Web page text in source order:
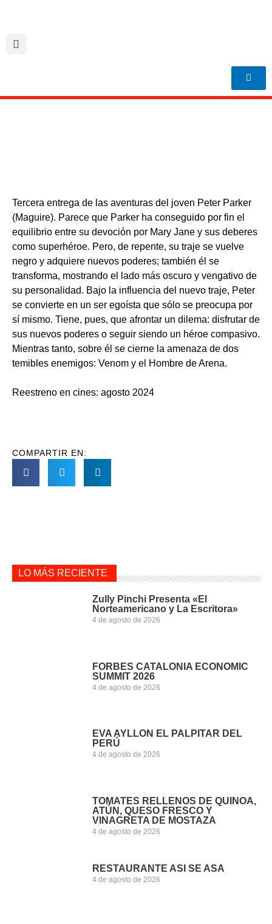
contenido
Tercera entrega de las aventuras del joven Peter Parker
(Maguire). Parece que Parker ha conseguido por fin el
equilibrio entre su devoción por Mary Jane y sus deberes
como superhéroe. Pero, de repente, su traje se vuelve
negro y adquiere nuevos poderes; también él se
transforma, mostrando el lado más oscuro y vengativo de
su personalidad. Bajo la influencia del nuevo traje, Peter
se convierte en un ser egoísta que sólo se preocupa por
sí mismo. Tiene, pues, que afrontar un dilema: disfrutar de
sus nuevos poderes o seguir siendo un héroe compasivo.
Mientras tanto, sobre él se cierne la amenaza de dos
temibles enemigos: Venom y el Hombre de Arena.
Reestreno en cines: agosto 2024
COMPARTIR EN:
LO MÁS RECIENTE
Zully Pinchi Presenta «El
Norteamericano y La Escritora»
4 de agosto de 2026
FORBES CATALONIA ECONOMIC
SUMMIT 2026
4 de agosto de 2026
EVA AYLLON EL PALPITAR DEL
PERÚ
4 de agosto de 2026
TOMATES RELLENOS DE QUINOA,
ATÚN, QUESO FRESCO Y
VINAGRETA DE MOSTAZA
4 de agosto de 2026
RESTAURANTE ASI SE ASA
4 de agosto de 2026